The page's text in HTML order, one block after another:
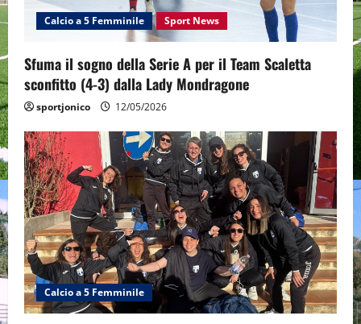
o
n
Calcio a 5 Femminile Sport News
Sfuma il sogno della Serie A per il Team Scaletta
sconfitto (4-3) dalla Lady Mondragone
sportjonico 12/05/2026
Calcio a 5 Femminile